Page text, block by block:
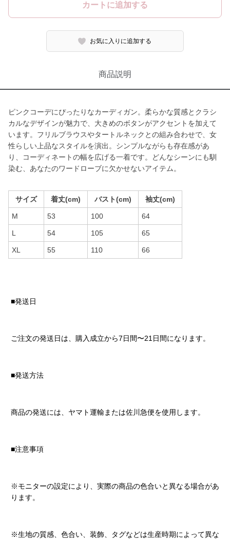
カートに追加する
お気に入りに追加する
商品説明
ピンクコーデにぴったりなカーディガン。柔らかな質感とクラシ
カルなデザインが魅力で、大きめのボタンがアクセントを加えて
います。フリルブラウスやタートルネックとの組み合わせで、女
性らしい上品なスタイルを演出。シンプルながらも存在感があ
り、コーディネートの幅を広げる一着です。どんなシーンにも馴
染む、あなたのワードローブに欠かせないアイテム。
サイズ 着丈(cm) バスト(cm) 袖丈(cm)
M 53 100 64
L 54 105 65
XL 55 110 66
■発送日
ご注文の発送日は、購入成立から7日間〜21日間になります。
■発送方法
商品の発送には、ヤマト運輸または佐川急便を使用します。
■注意事項
※モニターの設定により、実際の商品の色合いと異なる場合があ
ります。
※生地の質感、色合い、装飾、タグなどは生産時期によって異な